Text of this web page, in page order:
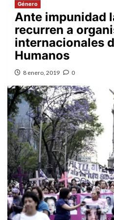
Género
Ante impunidad
recurren a
internacionales
Humanos
8 enero, 2019 0